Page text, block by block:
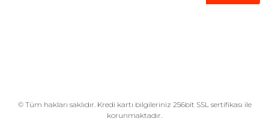
© Tüm hakları saklıdır. Kredi kartı bilgileriniz 256bit SSL sertifikası ile
korunmaktadır.